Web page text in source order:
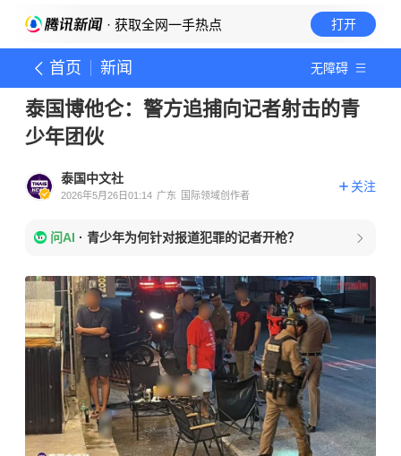
· 获取全网一手热点 打开
首页 新闻 无障碍
泰国博他仑：警方追捕向记者射击的青
少年团伙
泰国中文社
2026年5月26日01:14 广东 国际领域创作者
关注
问AI · 青少年为何针对报道犯罪的记者开枪？